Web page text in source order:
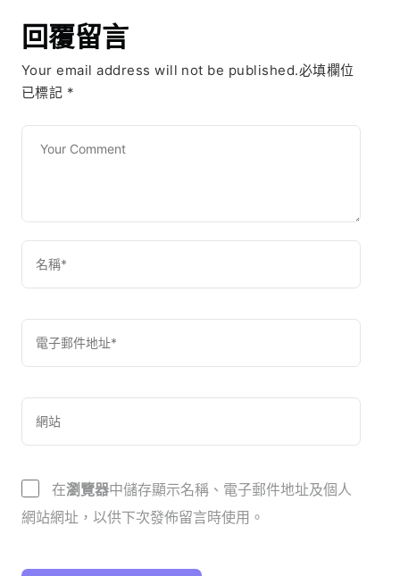
回覆留言
Your email address will not be published.必填欄位
已標記 *
在瀏覽器中儲存顯示名稱、電子郵件地址及個人
網站網址，以供下次發佈留言時使用。